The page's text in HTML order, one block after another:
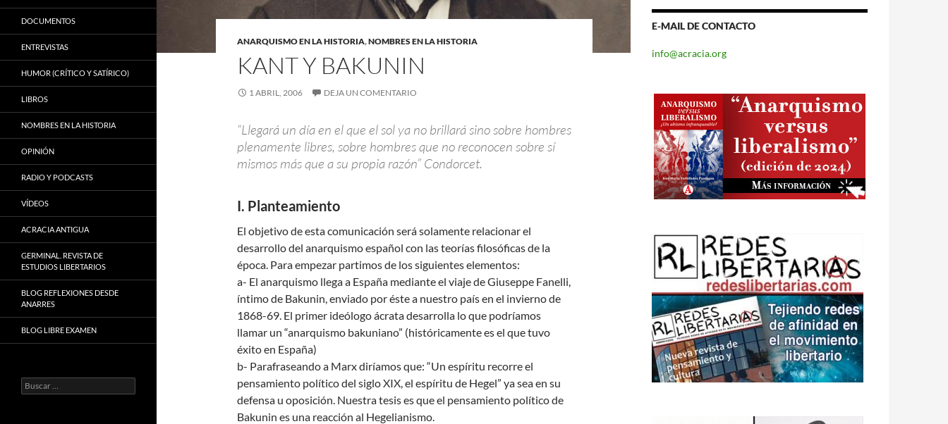
ANARQUISMO EN LA HISTORIA,NOMBRES EN LA HISTORIA
KANT Y BAKUNIN
1 ABRIL, 2006 DEJA UN COMENTARIO
“Llegará un día en el que el sol ya no brillará sino sobre hombres
plenamente libres, sobre hombres que no reconocen sobre sí
mismos más que a su propia razón” Condorcet.
I. Planteamiento
El objetivo de esta comunicación será solamente relacionar el
desarrollo del anarquismo español con las teorías filosóficas de la
época. Para empezar partimos de los siguientes elementos:
a- El anarquismo llega a España mediante el viaje de Giuseppe Fanelli,
íntimo de Bakunin, enviado por éste a nuestro país en el invierno de
1868-69. El primer ideólogo ácrata desarrolla lo que podríamos
llamar un “anarquismo bakuniano” (históricamente es el que tuvo
éxito en España)
b- Parafraseando a Marx diríamos que: “Un espíritu recorre el
pensamiento político del siglo XIX, el espíritu de Hegel” ya sea en su
defensa u oposición. Nuestra tesis es que el pensamiento político de
Bakunin es una reacción al Hegelianismo.
E-MAIL DE CONTACTO
info@acracia.org
DOCUMENTOS
ENTREVISTAS
HUMOR (CRÍTICO Y SATÍRICO)
LIBROS
NOMBRES EN LA HISTORIA
OPINIÓN
RADIO Y PODCASTS
VÍDEOS
ACRACIA ANTIGUA
GERMINAL. REVISTA DE
ESTUDIOS LIBERTARIOS
BLOG REFLEXIONES DESDE
ANARRES
BLOG LIBRE EXAMEN
Buscar: